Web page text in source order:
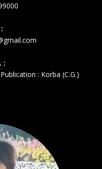
:
: Korba (C.G.)